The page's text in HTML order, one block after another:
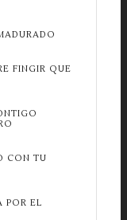
FINGIR QUE
CON TU
POR EL